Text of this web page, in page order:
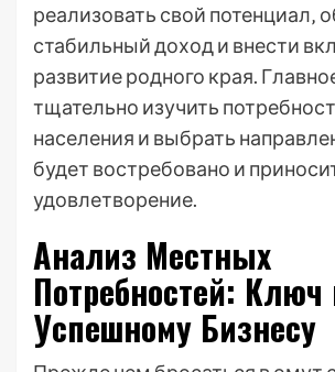
реализовать свой потенциал‚
стабильный доход и внести
развитие родного края.
тщательно изучить
населения и выбрать
будет востребовано и
удовлетворение.
Анализ Местных
Потребностей: Ключ
Успешному Бизнесу